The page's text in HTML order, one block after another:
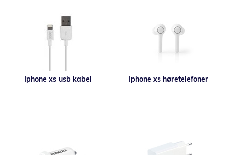
Iphone xs usb kabel Iphone xs høretelefoner